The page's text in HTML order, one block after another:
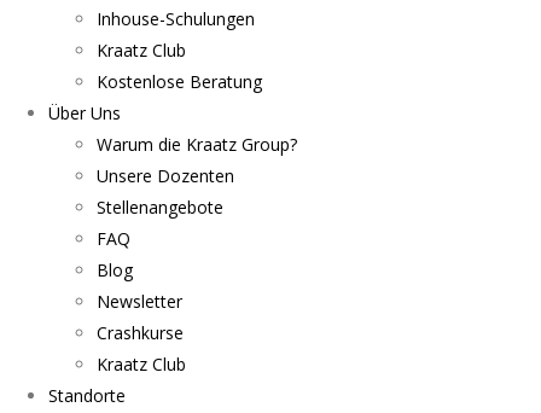
Inhouse-Schulungen
Kraatz Club
Kostenlose Beratung
Über Uns
Warum die Kraatz Group?
Unsere Dozenten
Stellenangebote
FAQ
Blog
Newsletter
Crashkurse
Kraatz Club
Standorte